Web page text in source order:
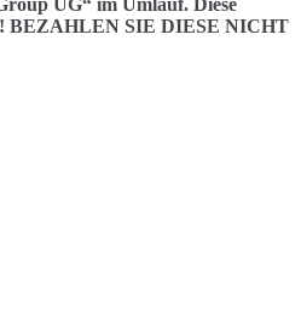
BEZAHLEN SIE DIESE NICHT